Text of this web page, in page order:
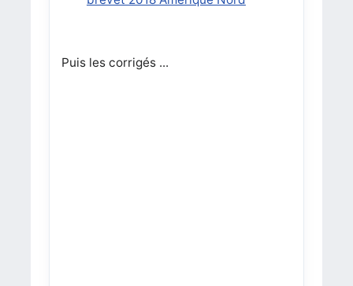
Puis les corrigés ...